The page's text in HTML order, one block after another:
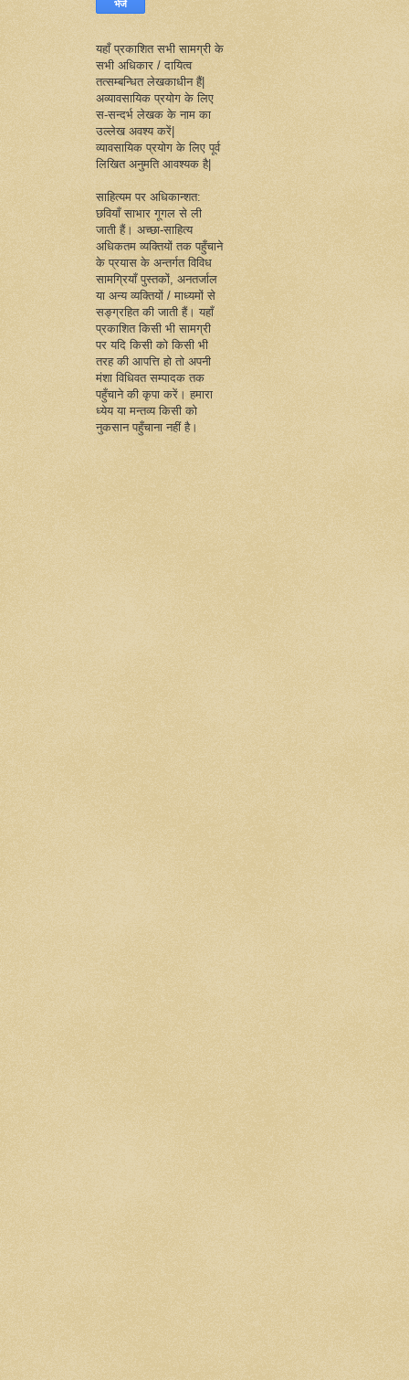
यहाँ प्रकाशित सभी सामग्री के
सभी अधिकार / दायित्व
तत्सम्बन्धित लेखकाधीन हैं|
अव्यावसायिक प्रयोग के लिए
स-सन्दर्भ लेखक के नाम का
उल्लेख अवश्य करें|
व्यावसायिक प्रयोग के लिए पूर्व
लिखित अनुमति आवश्यक है|
साहित्यम पर अधिकान्शत:
छवियाँ साभार गूगल से ली
जाती हैं। अच्छा-साहित्य
अधिकतम व्यक्तियों तक पहुँचाने
के प्रयास के अन्तर्गत विविध
सामग्रियाँ पुस्तकों, अनतर्जाल
या अन्य व्यक्तियों / माध्यमों से
सङ्ग्रहित की जाती हैं। यहाँ
प्रकाशित किसी भी सामग्री
पर यदि किसी को किसी भी
तरह की आपत्ति हो तो अपनी
मंशा विधिवत सम्पादक तक
पहुँचाने की कृपा करें। हमारा
ध्येय या मन्तव्य किसी को
नुकसान पहुँचाना नहीं है।